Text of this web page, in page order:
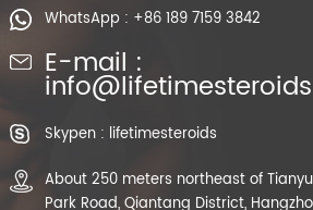
WhatsApp : +86 189 7159 3842
E-mail :
Skypen : lifetimesteroids
About 250 meters northeast of
Park Road, Qiantang District,